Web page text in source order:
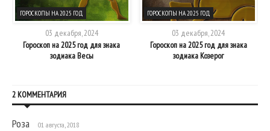
ГОРОСКОПЫ НА 2025 ГОД
03 декабря, 2024
Гороскоп на 2025 год для знака
зодиака Весы
ГОРОСКОПЫ НА 2025 ГОД
03 декабря, 2024
Гороскоп на 2025 год для знака
зодиака Козерог
2 КОММЕНТАРИЯ
Роза 01 августа, 2018